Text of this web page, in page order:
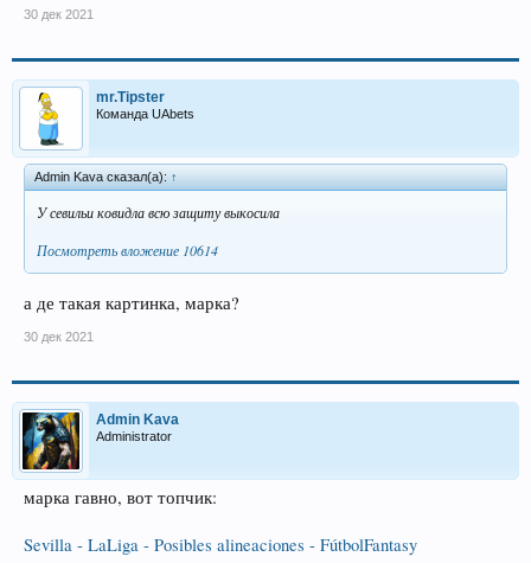
30 дек 2021
mr.Tipster
Команда UAbets
Admin Kava сказал(а): ↑
У севильи ковидла всю защиту выкосила
Посмотреть вложение 10614
а де такая картинка, марка?
30 дек 2021
Admin Kava
Administrator
марка гавно, вот топчик:
Sevilla - LaLiga - Posibles alineaciones - FútbolFantasy